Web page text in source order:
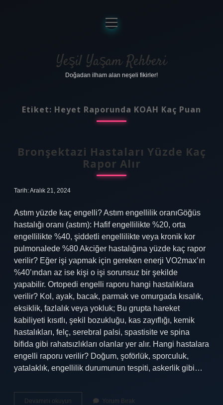
Anasayfa
Gizlilik Politikası
Yasal Uyarı
menüyü
aç
Yeşil Yaşam Rehberi
Doğadan ilham alan neşeli fikirler!
Etiket: Heyet Raporunda KOAH Kaç Puan
Bronşektazi Hastaları Yüzde Kaç
Rapor Alır
Tarih: Aralık 21, 2024
Astım yüzde kaç engelli? Astım engellilik oranıGöğüs
hastalığı oranı (astım): Hafif engellilikte %20, orta
engellilikte %40, şiddetli engellilikte veya kronik kor
pulmonalede %80 Akciğer hastalığına yüzde kaç rapor
verilir? Eğer işi yapmak için gereken enerji VO2max’ın
%40’ından az ise kişi o işi sorunsuz bir şekilde
yapabilir. Ortopedi engelli raporu hangi hastalıklara
verilir? Kol, ayak, bacak, parmak ve omurgada kısalık,
eksiklik, fazlalık veya yokluk; Bu grupta hareket
kabiliyeti kısıtlı, şekil bozukluğu, kas zayıflığı, kemik
hastalıkları, felç, serebral palsi, spastisite ve spina
bifida gibi rahatsızlıkları olanlar yer alır. Hangi hastalara
engelli raporu verilir? Doğum, şoförlük, sporculuk,
yatalaklık, engellilik durumunun tespiti, askerlik gibi…
Devamını okuyun BronşektaziYorum Bırak